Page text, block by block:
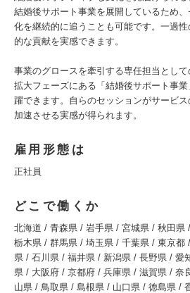
結婚後サポート事業を展開しているため
化を継続的に追うことも可能です。一過
的な貢献を実感できます。
事業のグロースを牽引する専任担当として
拡大フェーズにある「結婚後サポート事
躍できます。自らのセッションがサービ
加速させる実感が得られます。
雇用形態は
正社員
どこで働くか
北海道 / 青森県 / 岩手県 / 宮城県 / 秋田県
栃木県 / 群馬県 / 埼玉県 / 千葉県 / 東京都
県 / 石川県 / 福井県 / 新潟県 / 長野県 / 愛
県 / 大阪府 / 京都府 / 兵庫県 / 滋賀県 / 奈
山県 / 鳥取県 / 島根県 / 山口県 / 徳島県 /